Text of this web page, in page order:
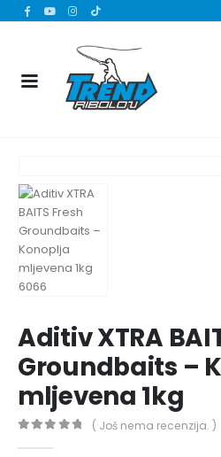
Aditiv XTRA
Groundbaits –
mljevena 1kg
( Još nema recenzija. )